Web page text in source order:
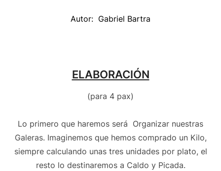
Autor: Gabriel Bartra
ELABORACIÓN
(para 4 pax)
Lo primero que haremos será Organizar nuestras
Galeras. Imaginemos que hemos comprado un Kilo,
siempre calculando unas tres unidades por plato, el
resto lo destinaremos a Caldo y Picada.